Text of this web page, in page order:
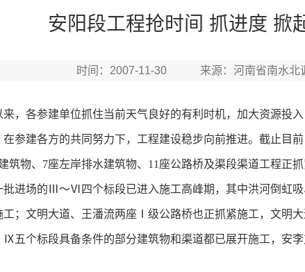
安阳段工程抢时间 抓进度 掀
时间：2007-11-30 来源：河南省南水
，各参建单位抓住当前天气良好的有利时机，加大资源投
参建各方的共同努力下，工程建设稳步向前推进。截止目
筑物、7座左岸排水建筑物、11座公路桥及渠段渠道工程
批进场的Ⅲ～Ⅵ四个标段已进入施工高峰期，其中洪河倒虹
；文明大道、王潘流两座Ⅰ级公路桥也正抓紧施工，文明
个标段具备条件的部分建筑物和渠道都已展开施工，安李